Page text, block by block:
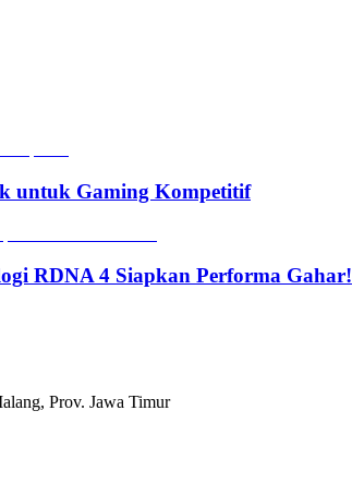
untuk Gaming Kompetitif
RDNA 4 Siapkan Performa Gahar!
Prov. Jawa Timur